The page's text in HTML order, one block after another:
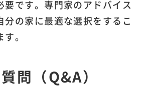
要です。専門家のアドバイス
分の家に最適な選択をするこ
。
問（Q&A）